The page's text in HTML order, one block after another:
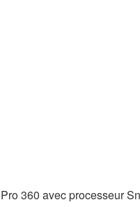
360 avec processeur